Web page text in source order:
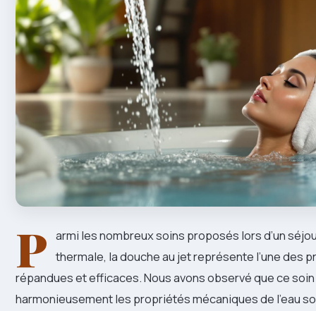
P armi les nombreux soins proposés lors d’un
thermale, la douche au jet représente l’une des
répandues et efficaces. Nous avons observé que ce
harmonieusement les propriétés mécaniques de l’eau